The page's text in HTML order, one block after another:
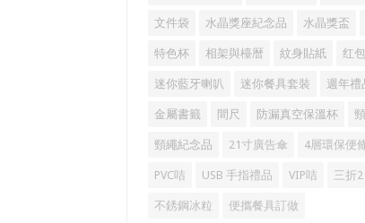
文件袋 水晶獎座紀念品 水晶獎盃
特色杯 相架與檯暦 紋身貼紙 红包
迷你藍牙喇叭 迷你餐具套裝 週年禮
金屬書籤 間尺 防漏真空保溫杯
頸繩紀念品 21寸廣告傘 4層環保便
PVC咭 USB 手指禮品 VIP咭 三折
不銹鋼冰粒 便攜餐具訂做